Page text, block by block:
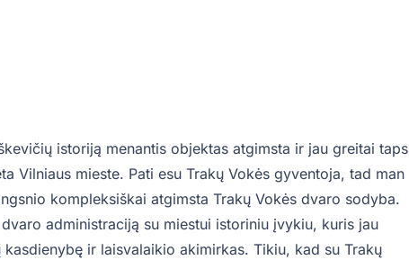
istoriją menantis objektas atgimsta ir jau greitai taps
Vilniaus mieste. Pati esu Trakų Vokės gyventoja, tad man
kompleksiškai atgimsta Trakų Vokės dvaro sodyba.
administraciją su miestui istoriniu įvykiu, kuris jau
ir laisvalaikio akimirkas. Tikiu, kad su Trakų